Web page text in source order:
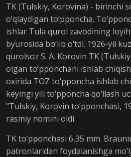
TK (Tulskiy, Korovina) - birinchi
o‘qlaydigan to‘pponcha.
ishlar Tula qurol zavodining
byurosida bo‘lib o‘tdi. 1926-yil
qurolsoz S. A. Korovin TK
olgan to‘pponchani ishlab
oxirida TOZ to‘pponcha ishlab
keyingi yili to‘pponcha qo‘llash
"Tulskiy, Korovin to‘pponchasi,
rasmiy nomini oldi.
TK to‘pponchasi 6,35 mm.
patronlaridan foydalanishga